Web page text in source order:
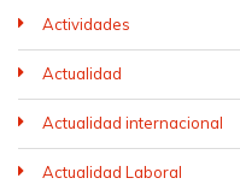
Actividades
Actualidad
Actualidad internacional
Actualidad Laboral